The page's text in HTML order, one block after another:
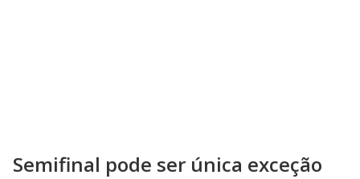
Semifinal pode ser única exceção